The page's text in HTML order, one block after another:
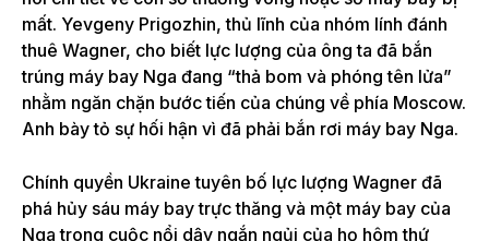
mất. Yevgeny Prigozhin, thủ lĩnh của nhóm lính đánh
thuê Wagner, cho biết lực lượng của ông ta đã bắn
trúng máy bay Nga đang “thả bom và phóng tên lửa”
nhằm ngăn chặn bước tiến của chúng về phía Moscow.
Anh bày tỏ sự hối hận vì đã phải bắn rơi máy bay Nga.
Chính quyền Ukraine tuyên bố lực lượng Wagner đã
phá hủy sáu máy bay trực thăng và một máy bay của
Nga trong cuộc nổi dậy ngắn ngủi của họ hôm thứ